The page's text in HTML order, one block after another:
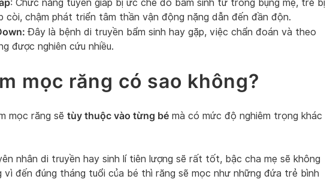
: Chức năng tuyến giáp bị ức chế do bẩm sinh từ trong bụng mẹ, trẻ bị
còi, chậm phát triển tâm thần vận động nặng dẫn đến đần độn.
Đây là bệnh di truyền bẩm sinh hay gặp, việc chẩn đoán và theo
được nghiên cứu nhiều.
mọc răng có sao không?
mọc răng sẽ tùy thuộc vào từng bé mà có mức độ nghiêm trọng khác
nhân di truyền hay sinh lí tiên lượng sẽ rất tốt, bậc cha mẹ sẽ không
vì đến đúng tháng tuổi của bé thì răng sẽ mọc như những đứa trẻ bình